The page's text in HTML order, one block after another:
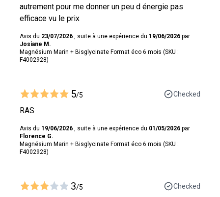
autrement pour me donner un peu d énergie pas
efficace vu le prix
Avis du 23/07/2026 , suite à une expérience du 19/06/2026 par
Josiane M.
Magnésium Marin + Bisglycinate Format éco 6 mois (SKU :
F4002928)
5/5 Checked
RAS
Avis du 19/06/2026 , suite à une expérience du 01/05/2026 par
Florence G.
Magnésium Marin + Bisglycinate Format éco 6 mois (SKU :
F4002928)
3/5 Checked